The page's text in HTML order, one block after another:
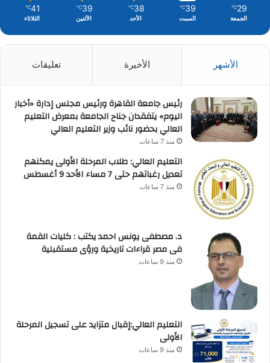
29
℃
الجمعة
39
℃
السبت
38
℃
الأحد
39
℃
الأثنين
41
℃
الثلاثاء
الأشهر الأخيرة تعليقات
رئيس جامعة القاهرة ورئيس مجلس إدارة «أخبار
اليوم» يتفقدان جناح الجامعة بمعرض التعليم
العالي بحضور نائب وزير التعليم العالي
منذ 7 ساعات
التعليم العالي: طلاب المرحلة الأولى يمكنهم
تعديل رغباتهم حتى 7 مساء الأحد 9 أغسطس
منذ 7 ساعات
د. مصطفى يونس احمد يكتب : كليات القمة
فى مصر قراءات تاريخية ورؤى مستقبلية
منذ 9 ساعات
التعليم العالي:إقبال متزايد على تسجيل المرحلة
الأولى
منذ 9 ساعات